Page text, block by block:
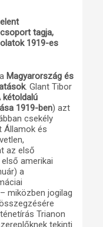
tagja,
1919-es
Magyarország és
. Glant Tibor
kétoldalú
1919-ben) azt
csekély
Államok és
az első
amerikai
a
miközben jogilag
Trianon
tekinti